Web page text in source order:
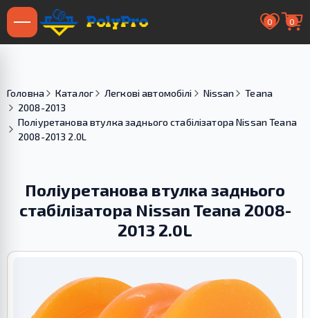
0 0
Головна Каталог Легкові автомобілі Nissan
Teana
2008-2013
Поліуретанова втулка заднього стабілізатора Nissan Teana
2008-2013 2.0L
Поліуретанова втулка заднього
стабілізатора Nissan Teana 2008-
2013 2.0L